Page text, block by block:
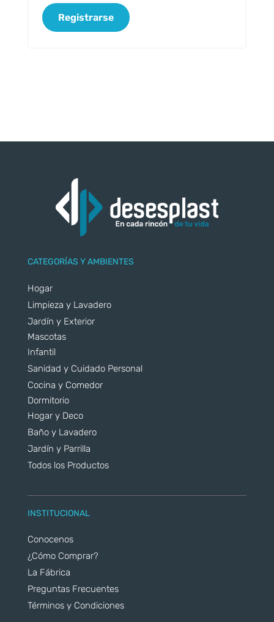
Registrarse
CATEGORÍAS Y AMBIENTES
Hogar
Limpieza y Lavadero
Jardín y Exterior
Mascotas
Infantil
Sanidad y Cuidado Personal
Cocina y Comedor
Dormitorio
Hogar y Deco
Baño y Lavadero
Jardín y Parrilla
Todos los Productos
INSTITUCIONAL
Conocenos
¿Cómo Comprar?
La Fábrica
Preguntas Frecuentes
Términos y Condiciones